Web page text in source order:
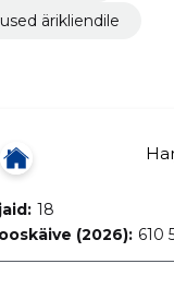
ärikliendile
18
(2026): 610